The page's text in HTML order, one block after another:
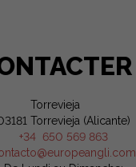
Torrevieja
Torrevieja (Alicante)
+34 650 569 863